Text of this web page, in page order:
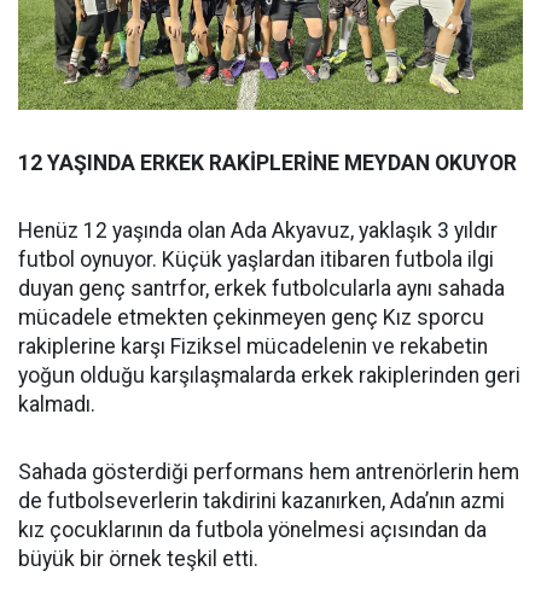
12 YAŞINDA ERKEK RAKİPLERİNE MEYDAN OKUYOR
Henüz 12 yaşında olan Ada Akyavuz, yaklaşık 3 yıldır
futbol oynuyor. Küçük yaşlardan itibaren futbola ilgi
duyan genç santrfor, erkek futbolcularla aynı sahada
mücadele etmekten çekinmeyen genç Kız sporcu
rakiplerine karşı Fiziksel mücadelenin ve rekabetin
yoğun olduğu karşılaşmalarda erkek rakiplerinden geri
kalmadı.
Sahada gösterdiği performans hem antrenörlerin hem
de futbolseverlerin takdirini kazanırken, Ada’nın azmi
kız çocuklarının da futbola yönelmesi açısından da
büyük bir örnek teşkil etti.